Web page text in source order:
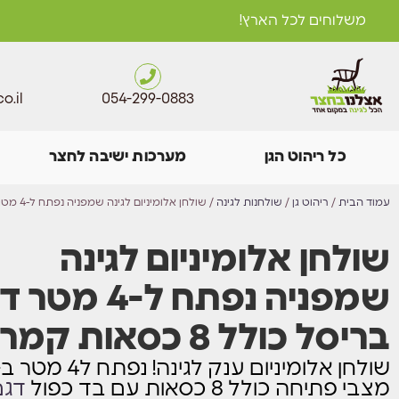
משלוחים לכל הארץ!
054-299-0883
כל ריהוט הגן מערכות ישיבה לחצר
עמוד הבית / ריהוט גן / שולחנות לגינה / שולחן אלומיניום לגינה שמפניה נפתח ל-4 מטר דגם בריסל כולל 8 כסאות קמרון
שולחן אלומיניום לגינה
שמפניה נפתח ל-4
בריסל כולל 8 כסאות קמרון
מצבי פתיחה כולל 8 כסאות
עם בד כפול